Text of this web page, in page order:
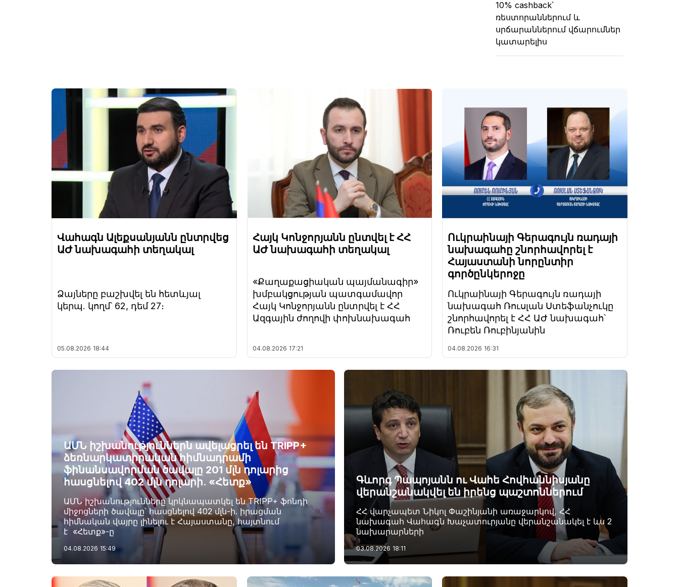
10% cashback՝
ռեստորաններում և
սրճարաններում վճարումներ
կատարելիս
Վահագն Ալեքսանյանն ընտրվեց
ԱԺ նախագահի տեղակալ
Ձայները բաշխվել են հետևյալ
կերպ. կողմ՝ 62, դեմ 27։
05.08.2026 18:44
Հայկ Կոնջորյանն ընտվել է ՀՀ
ԱԺ նախագահի տեղակալ
«Քաղաքացիական պայմանագիր»
խմբակցության պատգամավոր
Հայկ Կոնջորյանն ընտրվել է ՀՀ
Ազգային ժողովի փոխնախագահ
04.08.2026 17:21
Ուկրաինայի Գերագույն ռադայի
նախագահը շնորհավորել է
Հայաստանի նորընտիր
գործընկերոջը
Ուկրաինայի Գերագույն ռադայի
նախագահ Ռուսլան Ստեֆանչուկը
շնորհավորել է ՀՀ ԱԺ նախագահ՝
Ռուբեն Ռուբինյանին
04.08.2026 16:31
ԱՄՆ իշխանություններն ավելացրել են TRIPP+
ձեռնարկատիրական հիմնադրամի
ֆինանսավորման ծավալը 201 մլն դոլարից
հասցնելով 402 մլն դոլարի. «Հետք»
ԱՄՆ իշխանությունները կրկնապատկել են TRIPP+ ֆոնդի
միջոցների ծավալը՝ հասցնելով 402 մլն-ի. իրացման
հիմնական վայրը լինելու է Հայաստանը, հայտնում
է «Հետք»-ը
04.08.2026 15:49
Գևորգ Պապոյանն ու Վահե Հովհաննիսյանը
վերանշանակվել են իրենց պաշտոններում
ՀՀ վարչապետ Նիկոլ Փաշինյանի առաջարկով, ՀՀ
նախագահ Վահագն Խաչատուրյանը վերանշանակել է ևս 2
նախարարների
03.08.2026 18:11